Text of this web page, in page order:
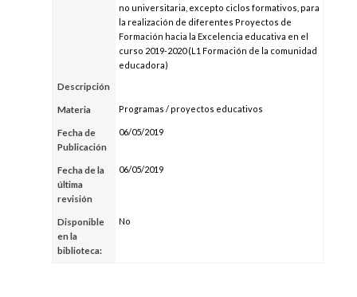
no universitaria, excepto ciclos formativos, para
la realización de diferentes Proyectos de
Formación hacia la Excelencia educativa en el
curso 2019-2020 (L1 Formación de la comunidad
educadora)
Descripción
Materia Programas / proyectos educativos
Fecha de
Publicación
06/05/2019
Fecha de la
última
revisión
06/05/2019
Disponible
en la
biblioteca:
No